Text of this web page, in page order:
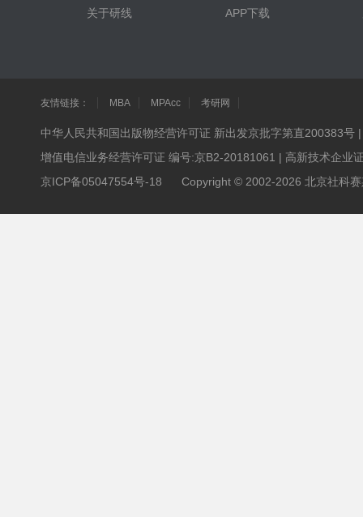
关于研线 APP下载
友情链接： MBA MPAcc 考研网
中华人民共和国出版物经营许可证 新出发京批字第直200383号
增值电信业务经营许可证 编号:京B2-20181061 | 高新技术企业
京ICP备05047554号-18
Copyright © 2002-2026 北京社科